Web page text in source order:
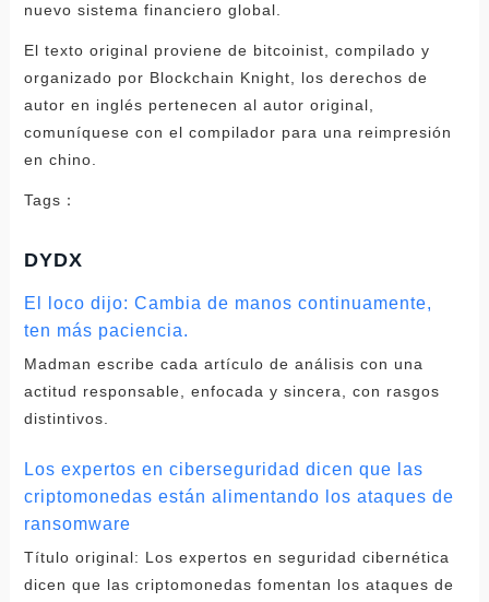
nuevo sistema financiero global.
El texto original proviene de bitcoinist, compilado y
organizado por Blockchain Knight, los derechos de
autor en inglés pertenecen al autor original,
comuníquese con el compilador para una reimpresión
en chino.
Tags：
DYDX
El loco dijo: Cambia de manos continuamente,
ten más paciencia.
Madman escribe cada artículo de análisis con una
actitud responsable, enfocada y sincera, con rasgos
distintivos.
Los expertos en ciberseguridad dicen que las
criptomonedas están alimentando los ataques de
ransomware
Título original: Los expertos en seguridad cibernética
dicen que las criptomonedas fomentan los ataques de